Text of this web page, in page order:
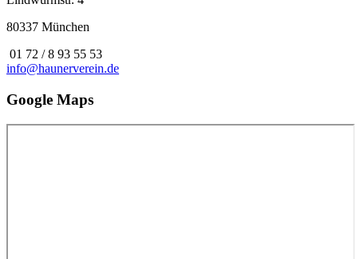
80337 München
01 72 / 8 93 55 53
info@haunerverein.de
Google Maps